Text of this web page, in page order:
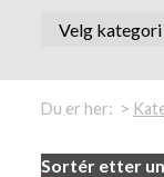
Du er her: >
Sortér etter